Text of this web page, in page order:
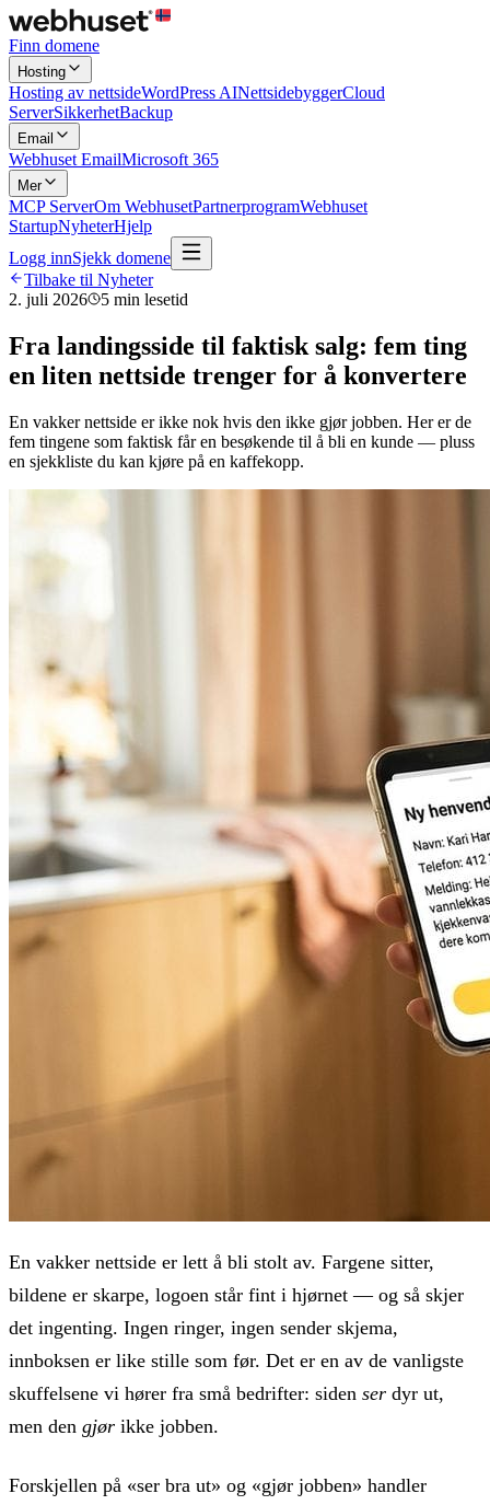
Finn domene
Hosting
Hosting av nettsideWordPress AINettsidebyggerCloud
ServerSikkerhetBackup
Email
Webhuset EmailMicrosoft 365
Mer
MCP ServerOm WebhusetPartnerprogramWebhuset
StartupNyheterHjelp
Logg innSjekk domene
Tilbake til Nyheter
2. juli 2026
5 min lesetid
Fra landingsside til faktisk salg: fem ting
en liten nettside trenger for å konvertere
En vakker nettside er ikke nok hvis den ikke gjør jobben. Her er de
fem tingene som faktisk får en besøkende til å bli en kunde — pluss
en sjekkliste du kan kjøre på en kaffekopp.
En vakker nettside er lett å bli stolt av. Fargene sitter,
bildene er skarpe, logoen står fint i hjørnet — og så skjer
det ingenting. Ingen ringer, ingen sender skjema,
innboksen er like stille som før. Det er en av de vanligste
skuffelsene vi hører fra små bedrifter: siden ser dyr ut,
men den gjør ikke jobben.
Forskjellen på «ser bra ut» og «gjør jobben» handler